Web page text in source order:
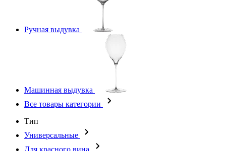
Ручная выдувка
Машинная выдувка
Все товары категории
Тип
Универсальные
Для красного вина